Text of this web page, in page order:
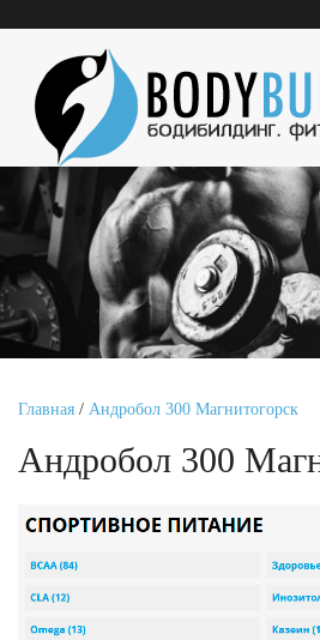
Главная / Андробол 300 Магнитогорск
Андробол 300